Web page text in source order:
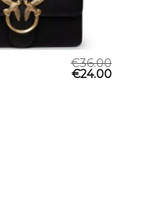
€36.00
€24.00